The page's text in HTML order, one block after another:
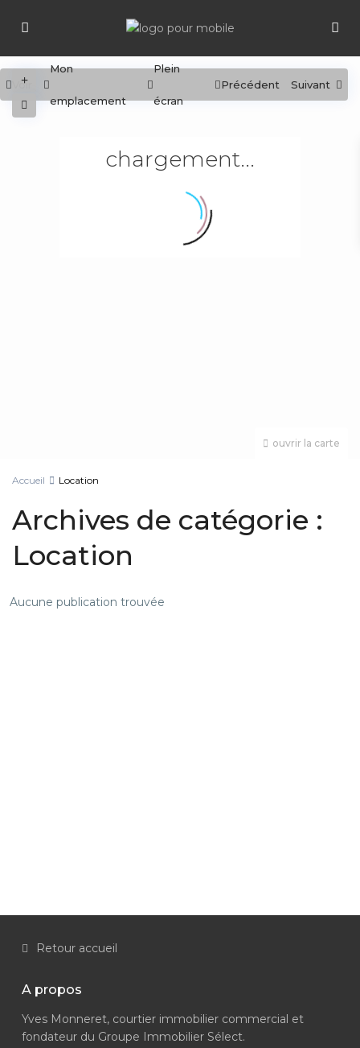
chargement...
ouvrir la carte
Voir
Mon
emplacement
Plein
écran
Précédent Suivant
Accueil Location
Archives de catégorie :
Location
Aucune publication trouvée
Retour accueil
A propos
Yves Monneret, courtier immobilier commercial et
fondateur du Groupe Immobilier Sélect.